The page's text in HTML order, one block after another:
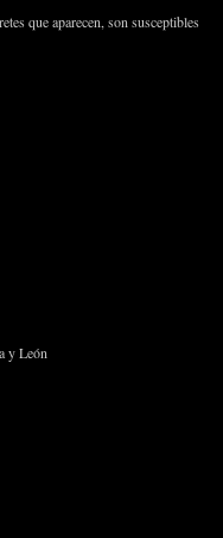
que aparecen, son susceptibles
y León